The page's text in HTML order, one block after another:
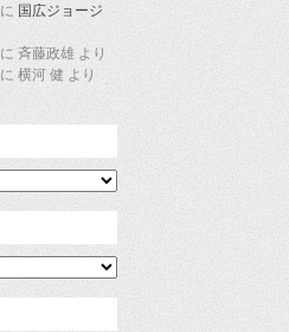
に 国広ジョージ
に 斉藤政雄 より
に横河 健 より